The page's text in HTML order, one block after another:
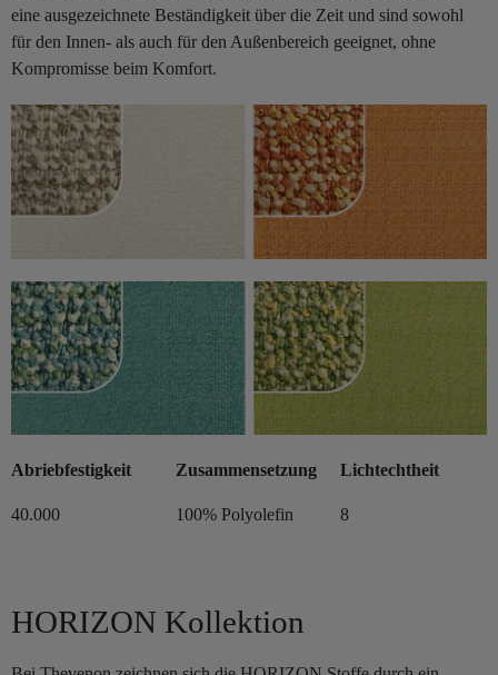
eine ausgezeichnete Beständigkeit über die Zeit und sind sowohl
für den Innen- als auch für den Außenbereich geeignet, ohne
Kompromisse beim Komfort.
Abriebfestigkeit
40.000
Zusammensetzung
100% Polyolefin
Lichtechtheit
8
HORIZON Kollektion